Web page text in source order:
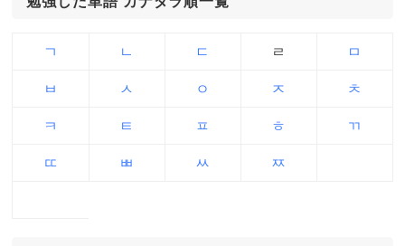
ㄱ ㄴ ㄷ ㄹ ㅁ
ㅂ ㅅ ㅇ ㅈ ㅊ
ㅋ ㅌ ㅍ ㅎ ㄲ
ㄸ ㅃ ㅆ ㅉ